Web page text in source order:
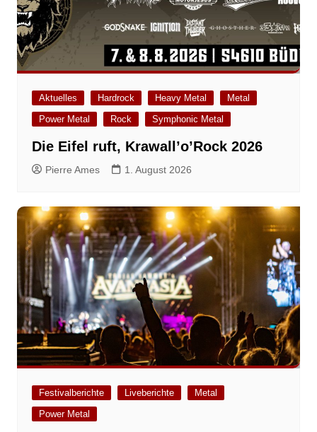
Aktuelles Hardrock Heavy Metal
Metal
Power Metal
Rock Symphonic Metal
Die Eifel ruft, Krawall’o’Rock 2026
Pierre Ames 1. August 2026
Festivalberichte Liveberichte
Metal
Power Metal